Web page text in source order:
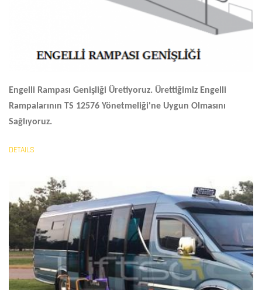
Engelli Rampası Genişliği Üretiyoruz. Ürettiğimiz Engelli
Rampalarının TS 12576 Yönetmeliği'ne Uygun Olmasını
Sağlıyoruz.
DETAILS